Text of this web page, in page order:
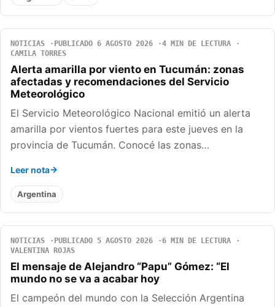
NOTICIAS PUBLICADO 6 AGOSTO 2026
4 MIN DE LECTURA
CAMILA TORRES
Alerta amarilla por viento en Tucumán: zonas
afectadas y recomendaciones del Servicio
Meteorológico
El Servicio Meteorológico Nacional emitió un alerta
amarilla por vientos fuertes para este jueves en la
provincia de Tucumán. Conocé las zonas…
Leer nota
Argentina
NOTICIAS PUBLICADO 5 AGOSTO 2026
6 MIN DE LECTURA
VALENTINA ROJAS
El mensaje de Alejandro “Papu” Gómez: “El
mundo no se va a acabar hoy
El campeón del mundo con la Selección Argentina